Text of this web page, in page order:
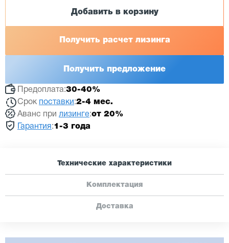
Добавить в корзину
Получить расчет лизинга
Получить предложение
Предоплата:30-40%
Срок поставки :2-4 мес.
Аванс при лизинге:от 20%
Гарантия :1-3 года
Технические характеристики
Комплектация
Доставка